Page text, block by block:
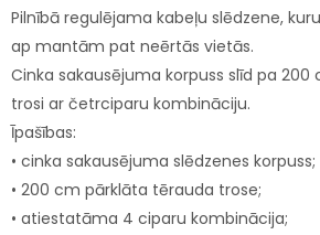
Pilnībā regulējama kabeļu slēdzene,
ap mantām pat neērtās vietās.
Cinka sakausējuma korpuss slīd pa
trosi ar četrciparu kombināciju.
Īpašības:
• cinka sakausējuma slēdzenes korpuss;
• 200 cm pārklāta tērauda trose;
• atiestatāma 4 ciparu kombinācija;